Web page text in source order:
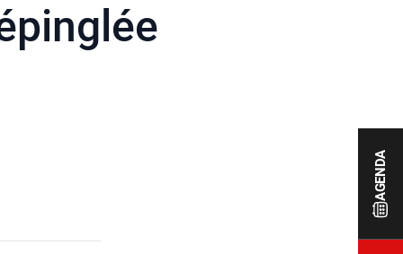
AGENDA